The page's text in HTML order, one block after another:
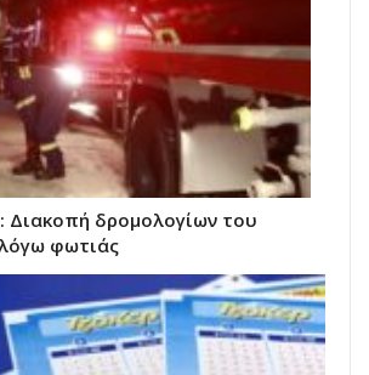
δρομολογίων του
φωτιάς